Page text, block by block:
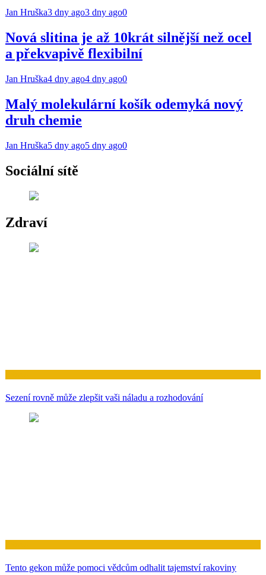
Jan Hruška3 dny ago3 dny ago0
Nová slitina je až 10krát silnější než ocel
a překvapivě flexibilní
Jan Hruška4 dny ago4 dny ago0
Malý molekulární košík odemyká nový
druh chemie
Jan Hruška5 dny ago5 dny ago0
Sociální sítě
Zdraví
Sezení rovně může zlepšit vaši náladu a rozhodování
Tento gekon může pomoci vědcům odhalit tajemství rakoviny